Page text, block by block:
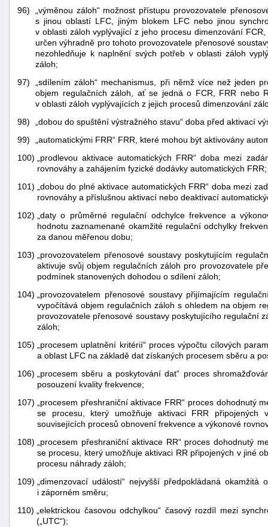
96)
„výměnou záloh“ možnost přístupu provozovatele
s jinou oblastí LFC, jiným blokem LFC nebo jinou
v oblasti záloh vyplývající z jeho procesu dimenzování
určen výhradně pro tohoto provozovatele přenosové
nezohledňuje k naplnění svých potřeb v oblasti záloh
záloh;
97)
„sdílením záloh“ mechanismus, při němž více než jeden
objem regulačních záloh, ať se jedná o FCR, FRR nebo
v oblasti záloh vyplývajících z jejich procesů dimenzování
98)
„dobou do spuštění výstražného stavu“ doba před aktivací
99)
„automatickými FRR“ FRR, které mohou být aktivovány
100)
„prodlevou aktivace automatických FRR“ doba mezi
rovnováhy a zahájením fyzické dodávky automatických FRR;
101)
„dobou do plné aktivace automatických FRR“ doba mezi
rovnováhy a příslušnou aktivací nebo deaktivací
102)
„daty o průměrné regulační odchylce frekvence a
hodnotu zaznamenané okamžité regulační odchylky
za danou měřenou dobu;
103)
„provozovatelem přenosové soustavy poskytujícím
aktivuje svůj objem regulačních záloh pro provozovatele
podmínek stanovených dohodou o sdílení záloh;
104)
„provozovatelem přenosové soustavy přijímajícím
vypočítává objem regulačních záloh s ohledem na objem
provozovatele přenosové soustavy poskytujícího regulační
záloh;
105)
„procesem uplatnění kritérií“ proces výpočtu cílových
a oblast LFC na základě dat získaných procesem sběru a
106)
„procesem sběru a poskytování dat“ proces
posouzení kvality frekvence;
107)
„procesem přeshraniční aktivace FRR“ proces dohodnutý
se procesu, který umožňuje aktivaci FRR
souvisejících procesů obnovení frekvence a výkonové
108)
„procesem přeshraniční aktivace RR“ proces dohodnutý
se procesu, který umožňuje aktivaci RR připojených v jiné
procesu náhrady záloh;
109)
„dimenzovací událostí“ nejvyšší předpokládaná
i záporném směru;
110)
„elektrickou časovou odchylkou“ časový rozdíl mezi
(„UTC“);